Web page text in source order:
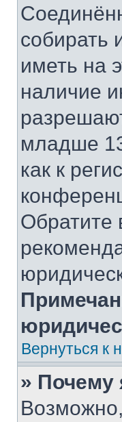
собирать
иметь на
наличие
младше
как к
Обратите
Вернуться к
» Почему